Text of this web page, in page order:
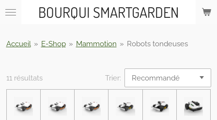
Passer
principal
BOURQUI SMARTGARDEN
Accueil » E-Shop » Mammotion » Robots tondeuses
11 résultats Trier: